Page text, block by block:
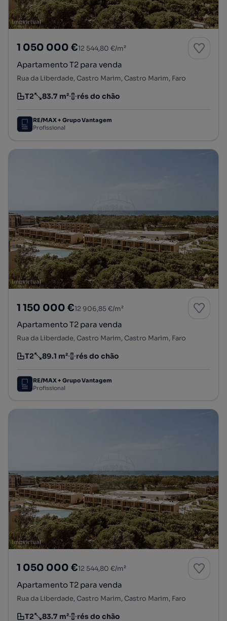
1 050 000 €12 544,80 €/m²
Apartamento T2 para venda
Rua da Liberdade, Castro Marim, Castro Marim, Faro
Tipologia
T2
Preço por metro quadrado
83.7 m²
Andar rés do chão
RE/MAX + Grupo Vantagem
Profissional
1 150 000 €12 906,85 €/m²
Apartamento T2 para venda
Rua da Liberdade, Castro Marim, Castro Marim, Faro
Tipologia
T2
Preço por metro quadrado
89.1 m²
Andar rés do chão
RE/MAX + Grupo Vantagem
Profissional
1 050 000 €12 544,80 €/m²
Apartamento T2 para venda
Rua da Liberdade, Castro Marim, Castro Marim, Faro
T2 83.7 m² rés do chão